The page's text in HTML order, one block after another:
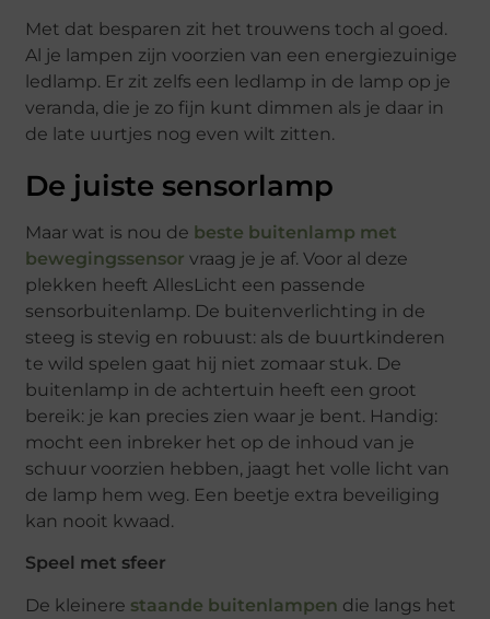
Met dat besparen zit het trouwens toch al goed.
Al je lampen zijn voorzien van een energiezuinige
ledlamp. Er zit zelfs een ledlamp in de lamp op je
veranda, die je zo fijn kunt dimmen als je daar in
de late uurtjes nog even wilt zitten.
De juiste sensorlamp
Maar wat is nou de beste buitenlamp met
bewegingssensor vraag je je af. Voor al deze
plekken heeft AllesLicht een passende
sensorbuitenlamp. De buitenverlichting in de
steeg is stevig en robuust: als de buurtkinderen
te wild spelen gaat hij niet zomaar stuk. De
buitenlamp in de achtertuin heeft een groot
bereik: je kan precies zien waar je bent. Handig:
mocht een inbreker het op de inhoud van je
schuur voorzien hebben, jaagt het volle licht van
de lamp hem weg. Een beetje extra beveiliging
kan nooit kwaad.
Speel met sfeer
De kleinere staande buitenlampen die langs het